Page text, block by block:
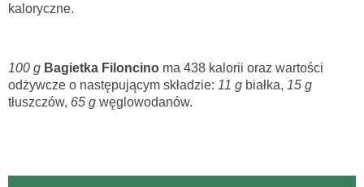
kaloryczne.
100 g Bagietka Filoncino ma 438 kalorii oraz wartości
odżywcze o następującym składzie: 11 g białka, 15 g
tłuszczów, 65 g węglowodanów.